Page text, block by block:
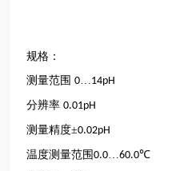
规格：
测量范围 0
14pH
分辨率 0.01pH
测量精度±0.02pH
温度测量范围0.0 …60.0℃